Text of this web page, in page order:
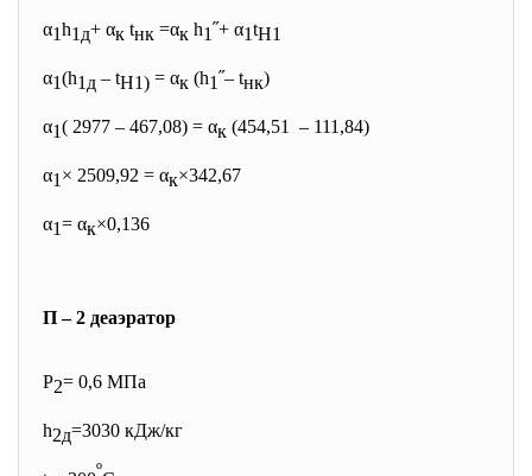
α1h1д+ αк tнк =αк h1˝+ α1tH1
α1(h1д – tH1) = αк (h1˝– tнк)
α1( 2977 – 467,08) = αк (454,51 – 111,84)
α1 × 2509,92 = αк×342,67
α1= αк×0,136
П – 2 деаэратор
Р2= 0,6 МПа
h2д=3030 кДж/кг
º